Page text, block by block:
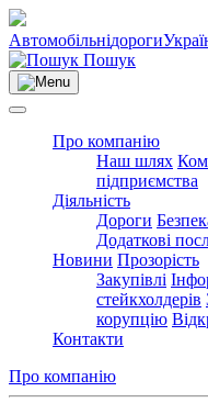
Автомобільнідороги
Пошук
Про компанію
Наш шлях
підприємства
Діяльність
Дороги
Додаткові
Новини Прозорість
Закупівлі
стейкхолдерів
корупцію
Контакти
Про компанію